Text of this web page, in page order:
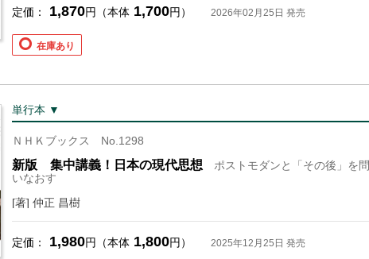
定価： 1,870円（本体 1,700円） 2026年02月25日 発売
在庫あり
単行本 ▼
ＮＨＫブックス No.1298
新版 集中講義！日本の現代思想
ポストモダンと「その後」を問
いなおす
[著] 仲正 昌樹
定価： 1,980円（本体 1,800円） 2025年12月25日 発売